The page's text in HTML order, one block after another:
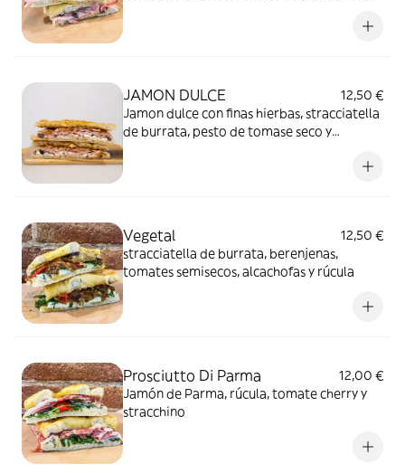
JAMON DULCE
12,50 €
Jamon dulce con finas hierbas, stracciatella
de burrata, pesto de tomase seco y
Vegetal
12,50 €
stracciatella de burrata, berenjenas,
tomates semisecos, alcachofas y rúcula
Prosciutto Di Parma
12,00 €
Jamón de Parma, rúcula, tomate cherry y
stracchino